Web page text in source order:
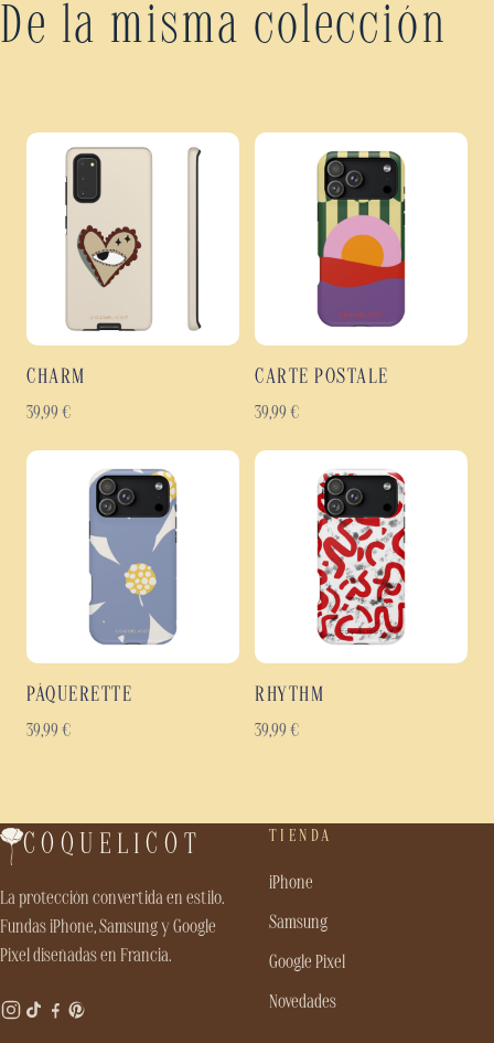
De la misma colección
CHARM
39,99 €
CARTE POSTALE
39,99 €
PÂQUERETTE
39,99 €
RHYTHM
39,99 €
COQUELICOT
La protección convertida en estilo.
Fundas iPhone, Samsung y Google
Pixel diseñadas en Francia.
TIENDA
iPhone
Samsung
Google Pixel
Novedades